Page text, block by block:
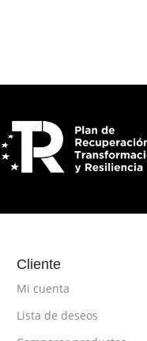
Cliente
Mi cuenta
Lista de deseos